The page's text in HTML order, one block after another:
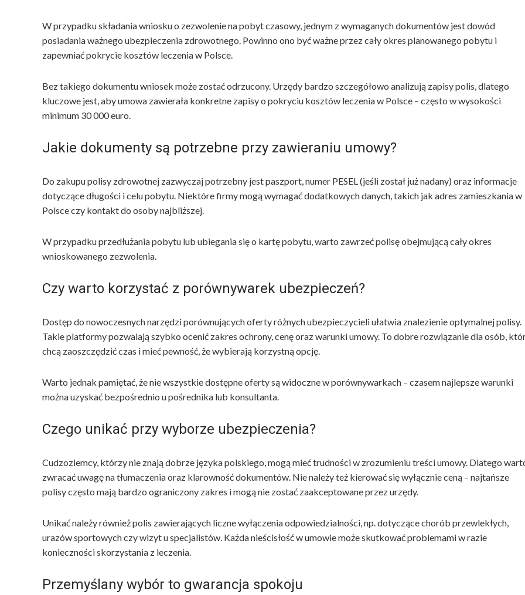
W przypadku składania wniosku o zezwolenie na pobyt czasowy, jednym z wymaganych dokumentów jest dowód
posiadania ważnego ubezpieczenia zdrowotnego. Powinno ono być ważne przez cały okres planowanego pobytu i
zapewniać pokrycie kosztów leczenia w Polsce.
Bez takiego dokumentu wniosek może zostać odrzucony. Urzędy bardzo szczegółowo analizują zapisy polis, dlatego
kluczowe jest, aby umowa zawierała konkretne zapisy o pokryciu kosztów leczenia w Polsce – często w wysokości
minimum 30 000 euro.
Jakie dokumenty są potrzebne przy zawieraniu umowy?
Do zakupu polisy zdrowotnej zazwyczaj potrzebny jest paszport, numer PESEL (jeśli został już nadany) oraz informacje
dotyczące długości i celu pobytu. Niektóre firmy mogą wymagać dodatkowych danych, takich jak adres zamieszkania w
Polsce czy kontakt do osoby najbliższej.
W przypadku przedłużania pobytu lub ubiegania się o kartę pobytu, warto zawrzeć polisę obejmującą cały okres
wnioskowanego zezwolenia.
Czy warto korzystać z porównywarek ubezpieczeń?
Dostęp do nowoczesnych narzędzi porównujących oferty różnych ubezpieczycieli ułatwia znalezienie optymalnej polisy.
Takie platformy pozwalają szybko ocenić zakres ochrony, cenę oraz warunki umowy. To dobre rozwiązanie dla osób,
chcą zaoszczędzić czas i mieć pewność, że wybierają korzystną opcję.
Warto jednak pamiętać, że nie wszystkie dostępne oferty są widoczne w porównywarkach – czasem najlepsze warunki
można uzyskać bezpośrednio u pośrednika lub konsultanta.
Czego unikać przy wyborze ubezpieczenia?
Cudzoziemcy, którzy nie znają dobrze języka polskiego, mogą mieć trudności w zrozumieniu treści umowy. Dlatego
zwracać uwagę na tłumaczenia oraz klarowność dokumentów. Nie należy też kierować się wyłącznie ceną – najtańsze
polisy często mają bardzo ograniczony zakres i mogą nie zostać zaakceptowane przez urzędy.
Unikać należy również polis zawierających liczne wyłączenia odpowiedzialności, np. dotyczące chorób przewlekłych,
urazów sportowych czy wizyt u specjalistów. Każda nieścisłość w umowie może skutkować problemami w razie
konieczności skorzystania z leczenia.
Przemyślany wybór to gwarancja spokoju